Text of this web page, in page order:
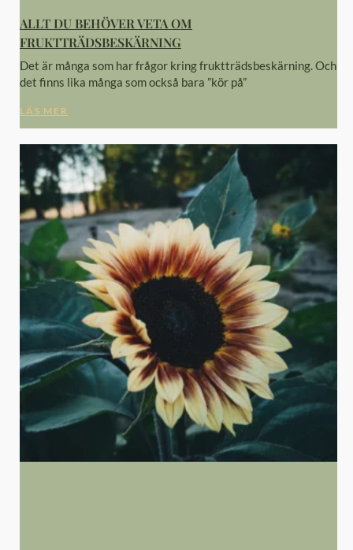
ALLT DU BEHÖVER VETA OM
FRUKTTRÄDSBESKÄRNING
Det är många som har frågor kring fruktträdsbeskärning. Och
det finns lika många som också bara ”kör på”
LÄS MER